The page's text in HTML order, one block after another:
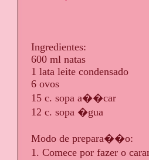
Ingredientes:
600 ml natas
1 lata leite condensado
6 ovos
15 c. sopa a��car
12 c. sopa �gua
Modo de prepara��o:
1. Comece por fazer o